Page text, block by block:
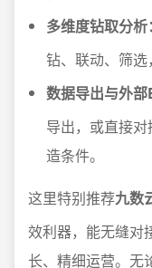
多维度钻取分析：
钻、联动、筛选
数据导出与外部
导出，或直接
造条件。
这里特别推荐九数
效利器，能无缝对
长、精细运营。无